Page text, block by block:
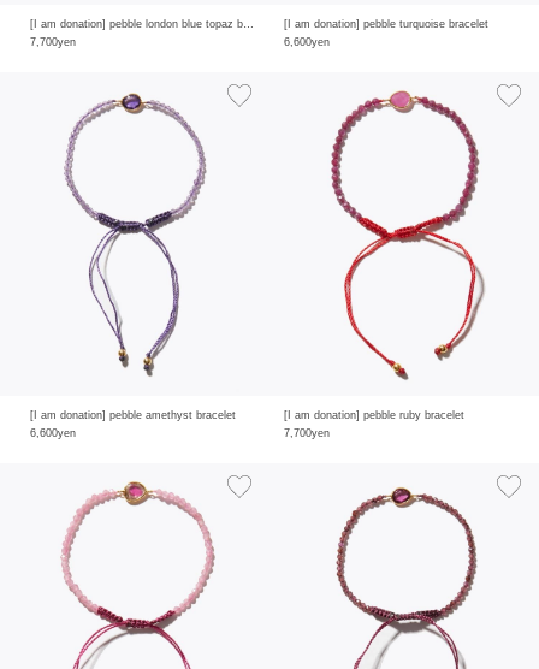
[I am donation] pebble london blue topaz bracelet
7,700yen
[I am donation] pebble turquoise bracelet
6,600yen
[I am donation] pebble amethyst bracelet
6,600yen
[I am donation] pebble ruby bracelet
7,700yen